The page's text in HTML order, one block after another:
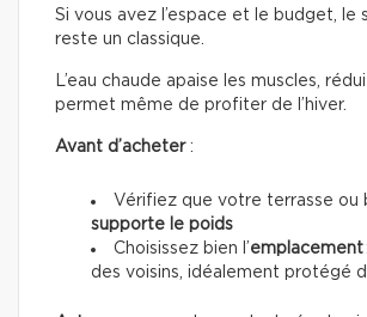
Si vous avez l’espace et le budget, le
reste un classique.
L’eau chaude apaise les muscles,
permet même de profiter de l’hiver.
Avant d’acheter :
Vérifiez que votre terrasse ou
supporte le poids
Choisissez bien l’emplacement
des voisins, idéalement protégé